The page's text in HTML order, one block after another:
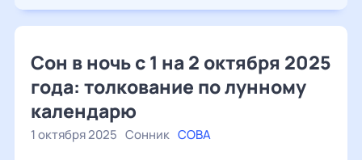
Сон в ночь с 1 на 2 октября 2025
года: толкование по лунному
календарю
1 октября 2025 Сонник СОВА